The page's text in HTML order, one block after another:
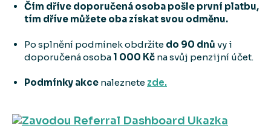
Čím dříve doporučená osoba pošle první platbu,
tím dříve můžete oba získat svou odměnu.
Po splnění podmínek obdržíte do 90 dnů vy i
doporučená osoba 1 000 Kč na svůj penzijní účet.
Podmínky akce naleznete zde.